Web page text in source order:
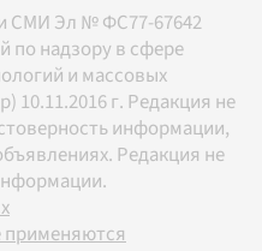
СМИ Эл № ФС77-67642
по надзору в сфере
и массовых
10.11.2016 г. Редакция не
информации,
Редакция не